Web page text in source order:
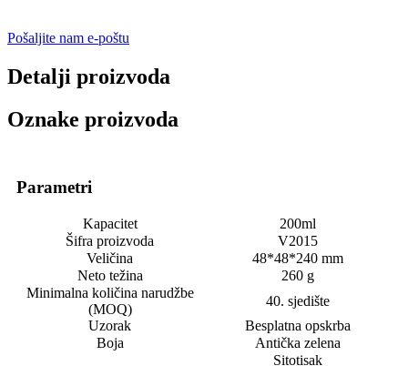
Pošaljite nam e-poštu
Detalji proizvoda
Oznake proizvoda
Parametri
Kapacitet
200ml
Šifra proizvoda
V2015
Veličina
48*48*240 mm
Neto težina
260 g
Minimalna količina narudžbe
(MOQ)
40. sjedište
Uzorak
Besplatna opskrba
Boja
Antička zelena
Sitotisak